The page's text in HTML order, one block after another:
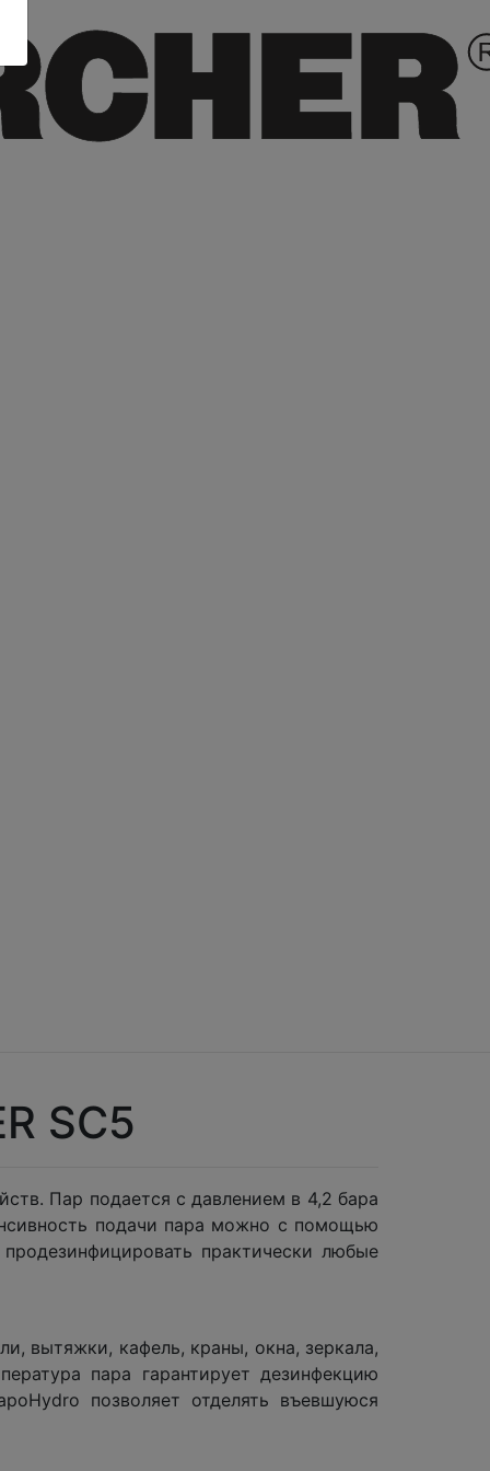
SC5
Пар подается с давлением в 4,2 бара
подачи пара можно с помощью
практически любые
вытяжки, кафель, краны, окна, зеркала,
пара гарантирует дезинфекцию
позволяет отделять въевшуюся